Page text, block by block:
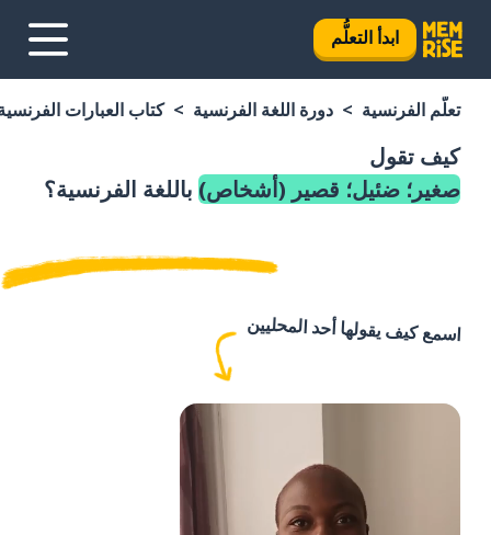
ابدأ التعلُّم
تعلَّم الفرنسية دورة اللغة الفرنسية كتاب العبارات
كيف تقول
صغير؛ ضئيل؛ قصير (أشخاص) باللغة الفرنسية؟
اسمع كيف يقولها أحد المحليين